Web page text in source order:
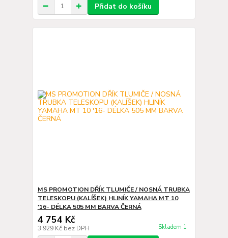
Přidat do košíku
MS PROMOTION DŘÍK TLUMIČE / NOSNÁ TRUBKA
TELESKOPU (KALÍŠEK) HLINÍK YAMAHA MT 10
'16- DÉLKA 505 MM BARVA ČERNÁ
4 754 Kč
3 929 Kč bez DPH Skladem 1